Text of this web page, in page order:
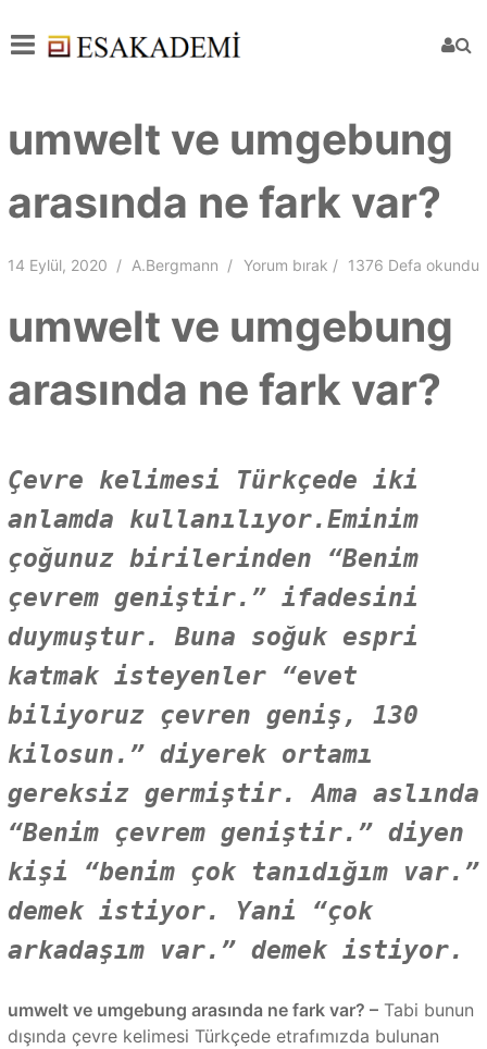
umwelt ve umgebung
arasında ne fark var?
14 Eylül, 2020 A.Bergmann Yorum bırak 1376 Defa okundu
umwelt ve umgebung
arasında ne fark var?
Çevre kelimesi Türkçede iki
anlamda kullanılıyor.Eminim
çoğunuz birilerinden “Benim
çevrem geniştir.” ifadesini
duymuştur. Buna soğuk espri
katmak isteyenler “evet
biliyoruz çevren geniş, 130
kilosun.” diyerek ortamı
gereksiz germiştir. Ama aslında
“Benim çevrem geniştir.” diyen
kişi “benim çok tanıdığım var.”
demek istiyor. Yani “çok
arkadaşım var.” demek istiyor.
umwelt ve umgebung arasında ne fark var? –Tabi bunun
dışında çevre kelimesi Türkçede etrafımızda bulunan